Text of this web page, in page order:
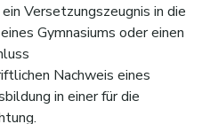
Versetzungszeugnis in die
Gymnasiums oder einen
Nachweis eines
in einer für die